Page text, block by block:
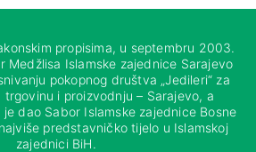
propisima, u septembru 2003.
Medžlisa Islamske zajednice Sarajevo
pokopnog društva „Jedileri“ za
trgovinu i proizvodnju – Sarajevo, a
dao Sabor Islamske zajednice Bosne
predstavničko tijelo u Islamskoj
zajednici BiH.